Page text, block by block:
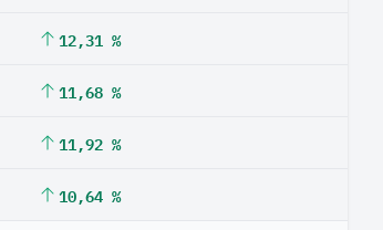
12,31 %
11,68 %
11,92 %
10,64 %